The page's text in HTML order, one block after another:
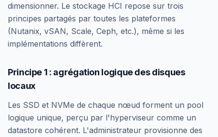
dimensionner. Le stockage HCI repose sur trois
principes partagés par toutes les plateformes
(Nutanix, vSAN, Scale, Ceph, etc.), même si les
implémentations diffèrent.
Principe 1 : agrégation logique des disques
locaux
Les SSD et NVMe de chaque nœud forment un pool
logique unique, perçu par l'hyperviseur comme un
datastore cohérent. L'administrateur provisionne des